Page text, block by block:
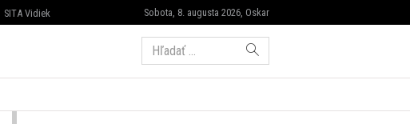
Sobota, 8. augusta 2026, Oskar
SITA Vidiek
Hľadať: